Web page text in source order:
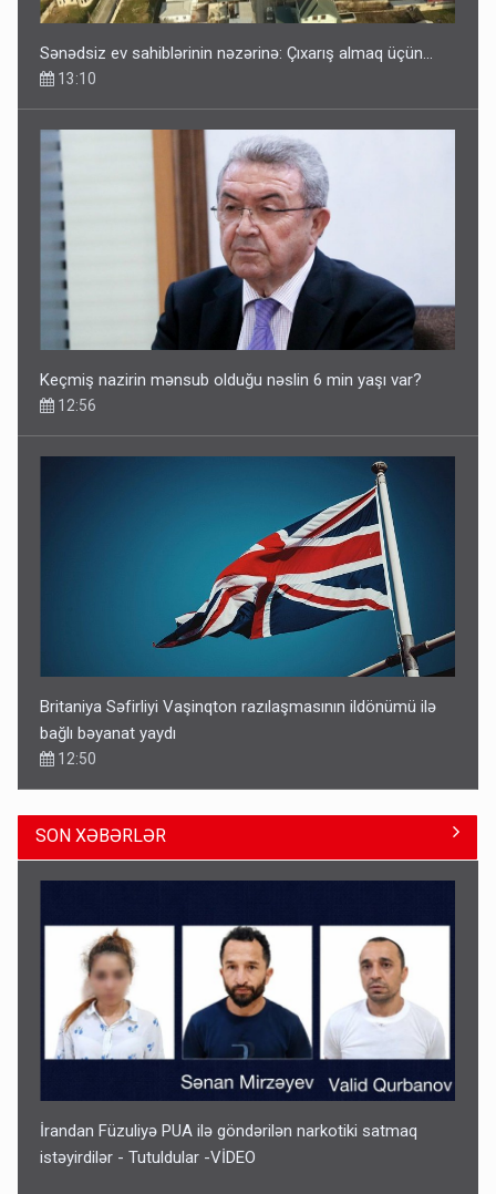
Sənədsiz ev sahiblərinin nəzərinə: Çıxarış almaq üçün...
13:10
Keçmiş nazirin mənsub olduğu nəslin 6 min yaşı var?
12:56
Britaniya Səfirliyi Vaşinqton razılaşmasının ildönümü ilə
bağlı bəyanat yaydı
12:50
Paşinyan Əliyevə zəng etməsindən danışdı
SON XƏBƏRLƏR
İrandan Füzuliyə PUA ilə göndərilən narkotiki satmaq
istəyirdilər - Tutuldular -VİDEO